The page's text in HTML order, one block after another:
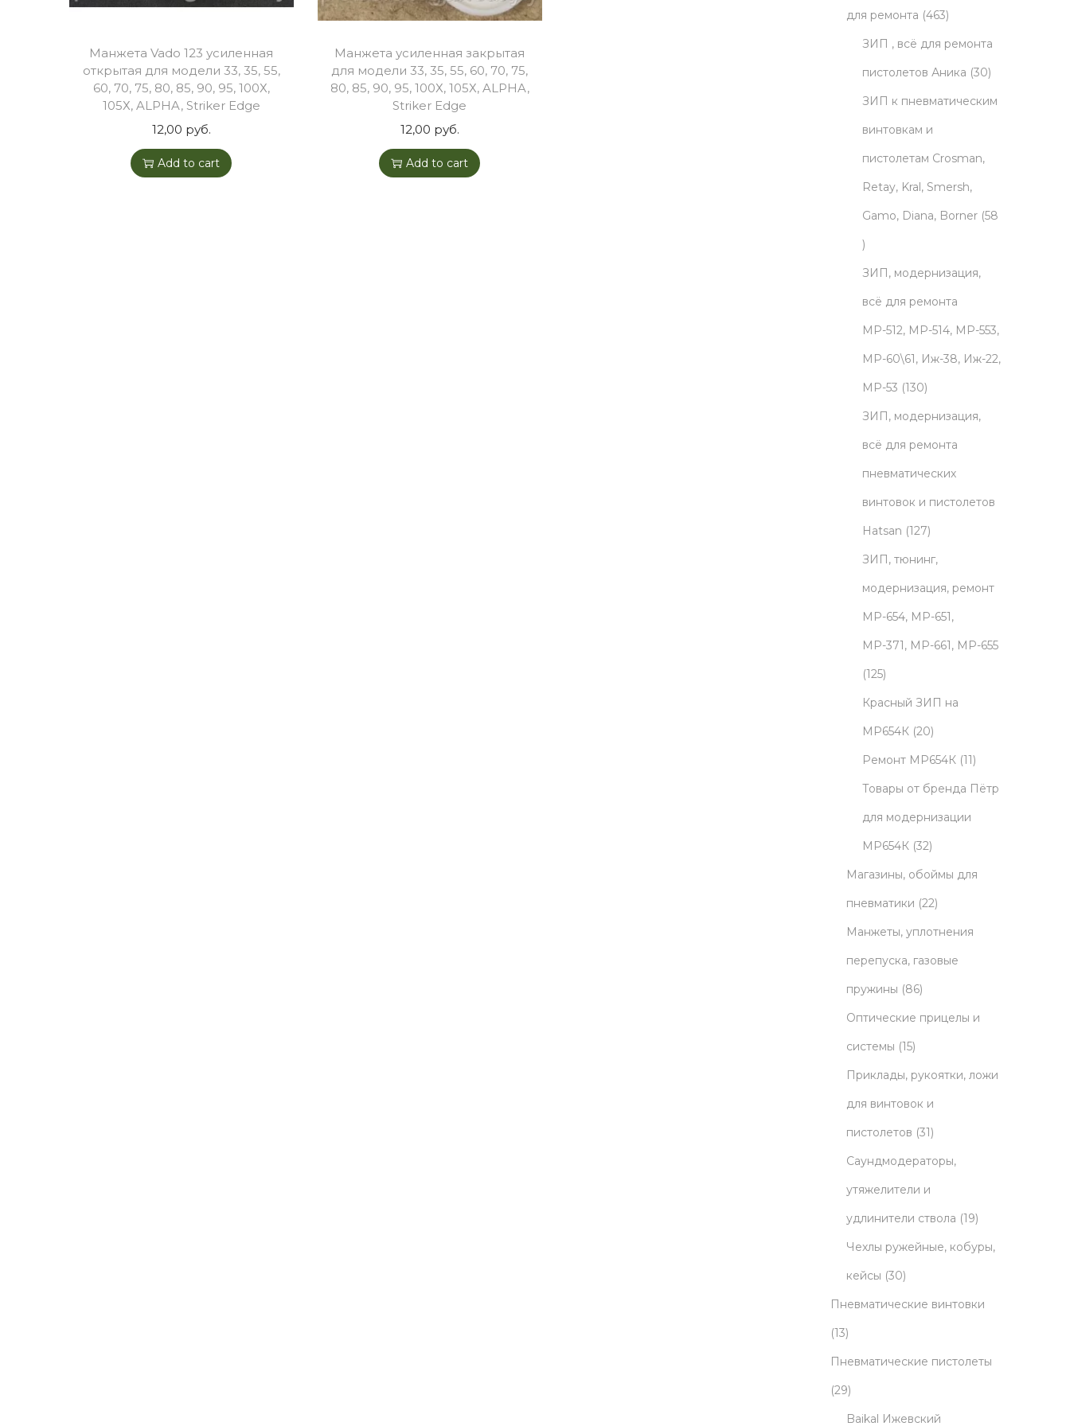
Манжета Vado 123 усиленная
открытая для модели 33, 35, 55,
60, 70, 75, 80, 85, 90, 95, 100Х,
105Х, ALPHA, Striker Edge
12,00 руб.
Add to cart
Манжета усиленная закрытая
для модели 33, 35, 55, 60, 70, 75,
80, 85, 90, 95, 100Х, 105Х, ALPHA,
Striker Edge
12,00 руб.
Add to cart
t
s
u
c
t
o
d
u
c
t
s
o
d
u
c
t
s
p
r
o
d
u
c
t
s
для ремонта 4634
6
3
p
o
d
u
t
s
ЗИП , всё для ремонта
пистолетов Аника 303
0
d
s
ЗИП к пневматическим
винтовкам и
пистолетам Crosman,
Retay, Kral, Smersh,
Gamo, Diana, Borner 58
5
8
p
r
o
d
u
c
t
s
ЗИП, модернизация,
всё для ремонта
МР-512, МР-514, МР-553,
МР-60\61, Иж-38, Иж-22,
МР-53 1301
3
0
p
r
o
d
u
c
t
ЗИП, модернизация,
всё для ремонта
пневматических
винтовок и пистолетов
Hatsan 1271
2
7
p
r
d
u
c
t
s
ЗИП, тюнинг,
модернизация, ремонт
МР-654, МР-651,
МР-371, МР-661, МР-655
1251
2
5
p
r
o
d
u
c
t
s
Красный ЗИП на
МР654К 202
0
p
r
o
d
u
c
t
Ремонт МР654К 111
1
o
u
s
Товары от бренда Пётр
для модернизации
МР654К 323
2
p
r
o
u
t
s
Магазины, обоймы для
пневматики 222
2
p
o
u
s
Манжеты, уплотнения
перепуска, газовые
пружины
868
6
r
o
d
u
c
t
s
Оптические прицелы и
системы 151
5
p
o
d
u
c
s
Приклады, рукоятки, ложи
для винтовок и
пистолетов 313
1
r
o
u
t
Саундмодераторы,
утяжелители и
удлинители ствола 191
9
r
d
Чехлы ружейные, кобуры,
кейсы 303
0
r
d
Пневматические винтовки
131
3
p
r
Пневматические пистолеты
292
9
Baikal Ижевский